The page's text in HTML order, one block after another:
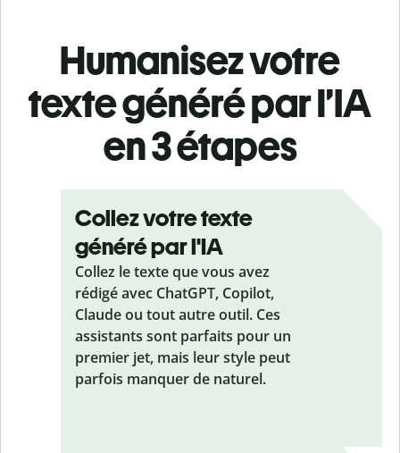
Humanisez votre
texte généré par l’IA
en 3 étapes
Collez votre texte
généré par l'IA
Collez le texte que vous avez
rédigé avec ChatGPT, Copilot,
Claude ou tout autre outil. Ces
assistants sont parfaits pour un
premier jet, mais leur style peut
parfois manquer de naturel.